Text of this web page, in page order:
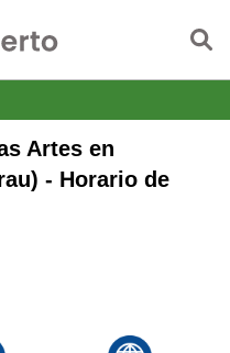
Artes en
- Horario de